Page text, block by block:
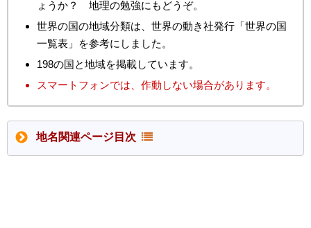
ょうか？ 地理の勉強にもどうぞ。
世界の国の地域分類は、世界の動き社発行「世界の国
一覧表」を参考にしました。
198の国と地域を掲載しています。
スマートフォンでは、作動しない場合があります。
地名関連ページ目次